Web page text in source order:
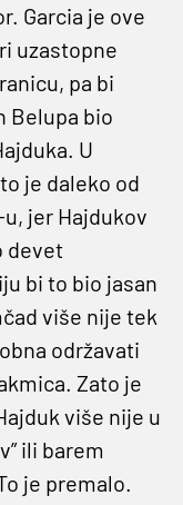
Garcia je ove
uzastopne
pa bi
Belupa bio
U
je daleko od
jer Hajdukov
devet
bi to bio jasan
više nije tek
održavati
Zato je
više nije u
ili barem
je premalo.